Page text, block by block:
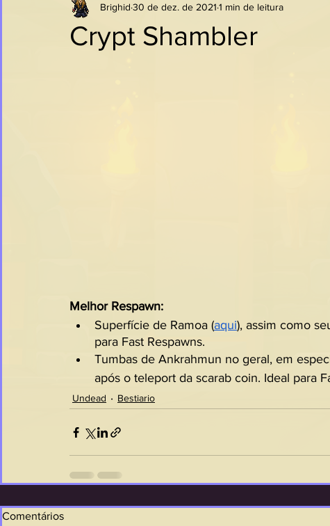
Crypt Shambler
Brighid 30 de dez. de 2021 1 min de leitura
Melhor Respawn:
Superfície de Ramoa (aqui), assim como
para Fast Respawns.
Tumbas de Ankrahmun no geral, em
após o teleport da scarab coin. Ideal para
Undead Bestiario
Comentários